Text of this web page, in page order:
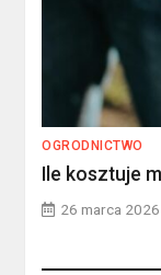
OGRODNICTWO
Ile kosztuje
26 marca 2026